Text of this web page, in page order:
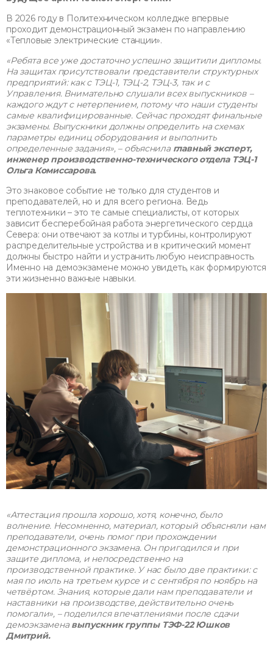
В 2026 году в Политехническом колледже впервые
проходит демонстрационный экзамен по направлению
«Тепловые электрические станции».
«Ребята все уже достаточно успешно защитили дипломы.
На защитах присутствовали представители структурных
предприятий: как с ТЭЦ-1, ТЭЦ-2, ТЭЦ-3, так и с
Управления. Внимательно слушали всех выпускников –
каждого ждут с нетерпением, потому что наши студенты
самые квалифицированные. Сейчас проходят финальные
экзамены. Выпускники должны определить на схемах
параметры единиц оборудования и выполнить
определенные задания», – объяснила главный эксперт,
инженер производственно-технического отдела ТЭЦ-1
Ольга Комиссарова.
Это знаковое событие не только для студентов и
преподавателей, но и для всего региона. Ведь
теплотехники – это те самые специалисты, от которых
зависит бесперебойная работа энергетического сердца
Севера: они отвечают за котлы и турбины, контролируют
распределительные устройства и в критический момент
должны быстро найти и устранить любую неисправность.
Именно на демоэкзамене можно увидеть, как формируются
эти жизненно важные навыки.
«Аттестация прошла хорошо, хотя, конечно, было
волнение. Несомненно, материал, который объясняли нам
преподаватели, очень помог при прохождении
демонстрационного экзамена. Он пригодился и при
защите диплома, и непосредственно на
производственной практике. У нас было две практики: с
мая по июль на третьем курсе и с сентября по ноябрь на
четвёртом. Знания, которые дали нам преподаватели и
наставники на производстве, действительно очень
помогали», – поделился впечатлениями после сдачи
демоэкзамена выпускник группы ТЭФ-22 Юшков
Дмитрий.